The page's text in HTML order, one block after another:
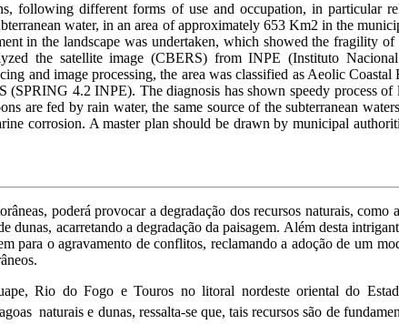
following different forms of use and occupation, in particular
water, in an area of approximately 653 Km2 in the
in the landscape was undertaken, which showed the fragility
the satellite image (CBERS) from INPE (Instituto
and image processing, the area was classified as Aeolic
4.2 INPE). The diagnosis has shown speedy process
are fed by rain water, the same source of the subterranean
corrosion. A master plan should be drawn by municipal
poderá provocar a degradação dos recursos naturais, como
acarretando a degradação da paisagem. Além desta
para o agravamento de conflitos, reclamando a adoção de um
Rio do Fogo e Touros no litoral nordeste oriental do
naturais e dunas, ressalta-se que, tais recursos são de